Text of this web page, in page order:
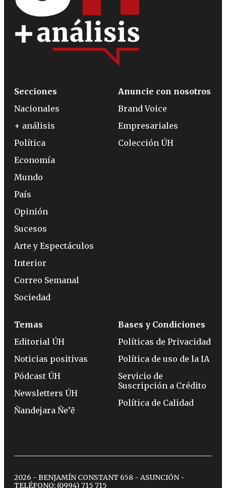
Secciones
Nacionales
+ análisis
Política
Economía
Mundo
País
Opinión
Sucesos
Arte y Espectáculos
Interior
Correo Semanal
Sociedad
Anuncie con nosotros
Brand Voice
Empresariales
Colección ÚH
Temas
Editorial ÚH
Noticias positivas
Pódcast ÚH
Newsletters ÚH
Ñandejara Ñe’ẽ
Bases y Condiciones
Políticas de Privacidad
Política de uso de la IA
Servicio de
Suscripción a Crédito
Política de Calidad
2026 - BENJAMÍN CONSTANT 658 - ASUNCIÓN -
TELÉFONO: (0994) 715 715